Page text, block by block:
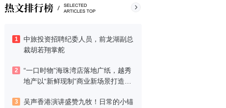
1
中旅投资招聘纪委人员，前龙湖副总
裁胡若翔掌舵
2
“一口时物”海珠湾店落地广纸，越秀
地产以“新鲜现制”商业新场景打造社
3
吴声香港演讲盛赞九牧！日常的小锚